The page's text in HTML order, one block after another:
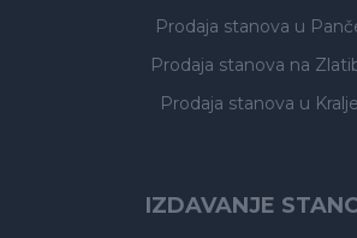
Prodaja stanova u
Prodaja stanova na
Prodaja stanova u
IZDAVANJE